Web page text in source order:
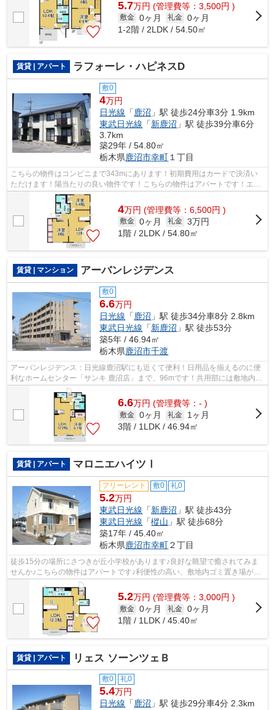
5.7万円 (管理費等：3,500円 )
敷金 0ヶ月 礼金 0ヶ月
1-2階 / 2LDK / 54.50㎡
賃貸 | アパート ラフォーレ・ハピネスD
敷0
4万円
日光線 「 鹿沼 」駅 徒歩24分車3分 1.9km
東武日光線 「新鹿沼 」駅 徒歩39分車6分
3.7km
築29年 / 54.80㎡
栃木県鹿沼市幸町 １丁目
こちらの物件はコンビニまで343mにあります！初期費用はカードで決済い
ただけます！陽当たりの良い物件です！こちらの物件はアパートです！エス
ケーホームのメールアドレスまでお問い...
4万円 (管理費等：6,500円 )
敷金 0ヶ月 礼金 3万円
1階 / 2LDK / 54.80㎡
賃貸 | マンション アーバンレジデンス
敷0
6.6万円
日光線 「 鹿沼 」駅 徒歩34分車8分 2.8km
東武日光線 「新鹿沼 」駅 徒歩53分
築5年 / 46.94㎡
栃木県鹿沼市千渡
アーバンレジデンス：日光線鹿沼駅にも近くて便利！日用品を揃えるのに便
利なホームセンター「サンキ 鹿沼店」まで、96mです！共用部には敷地内ご
み置き場・エレベータなどが揃ってお...
6.6万円 (管理費等：- )
敷金 0ヶ月 礼金
1ヶ月
3階 / 1LDK / 46.94㎡
賃貸 | アパート マロニエハイツⅠ
フリーレント 敷0 礼0
5.2万円
東武日光線 「新鹿沼 」駅 徒歩43分
東武日光線 「樅山 」駅 徒歩68分
築17年 / 45.40㎡
栃木県鹿沼市幸町２丁目
徒歩15分の場所にさつきが丘小学校があります♪良好な眺望で癒されてみま
せんか♪こちらの物件はアパートです♪利便性の高い、敷地内ゴミ置き場が付
いています♪賃貸情報でお困りの方は、...
5.2万円 (管理費等：3,000円 )
敷金 0ヶ月 礼金 0ヶ月
1階 / 1LDK / 45.40㎡
賃貸 | アパート リェス ソーンツェＢ
敷0 礼0
5.4万円
日光線 「鹿沼 」駅 徒歩29分車4分 2.3km